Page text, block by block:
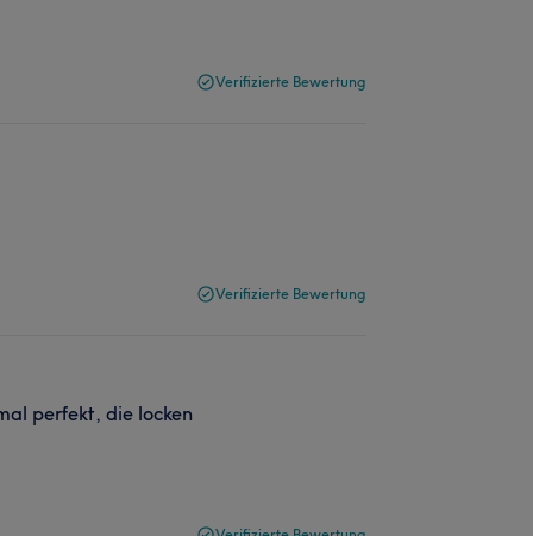
Verifizierte Bewertung
Verifizierte Bewertung
perfekt, die locken